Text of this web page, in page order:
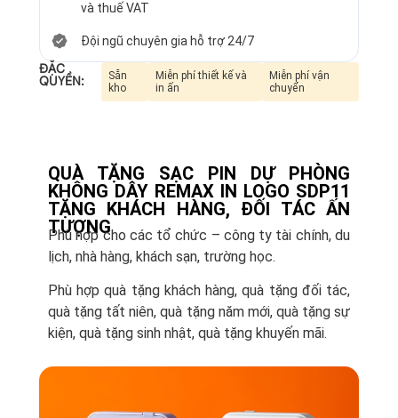
và thuế VAT
Đội ngũ chuyên gia hỗ trợ 24/7
ĐẶC
QUYỀN:
Sẵn
kho
Miễn phí thiết kế và
in ấn
Miễn phí vận
chuyển
QUÀ TẶNG SẠC PIN DỰ PHÒNG
KHÔNG DÂY REMAX IN LOGO SDP11
TẶNG KHÁCH HÀNG, ĐỐI TÁC ẤN
TƯỢNG
Phù hợp cho các tổ chức – công ty tài chính, du
lịch, nhà hàng, khách sạn, trường học.
Phù hợp quà tặng khách hàng, quà tặng đối tác,
quà tặng tất niên, quà tặng năm mới, quà tặng sự
kiện, quà tặng sinh nhật, quà tặng khuyến mãi.